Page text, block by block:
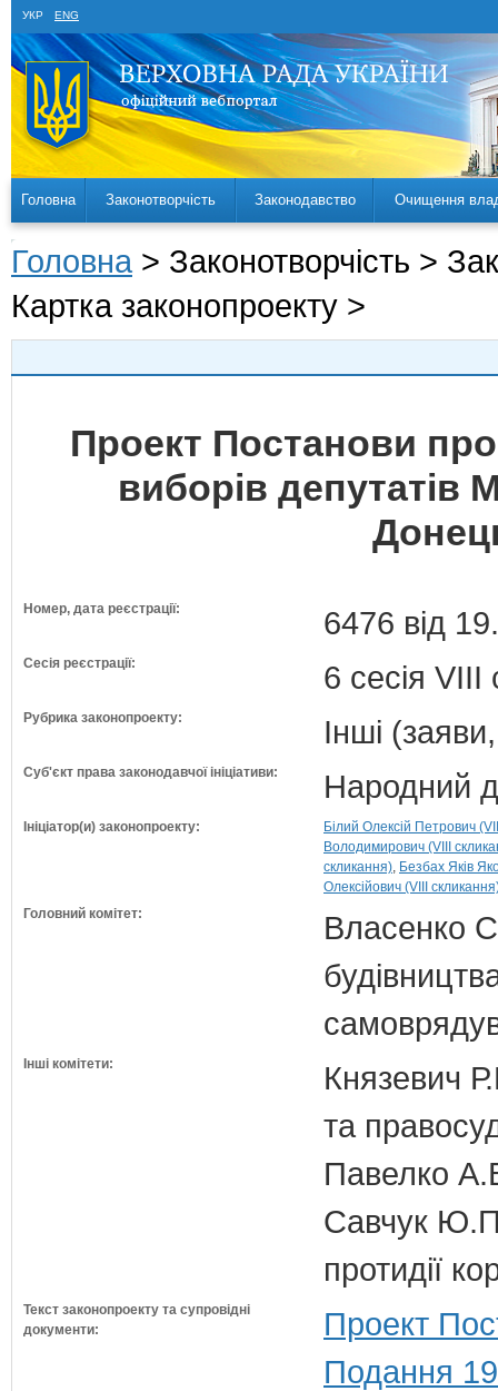
УКР ENG
Головна Законотворчість Законодавство Очищення
Головна > Законотворчість >
Картка законопроекту >
Проект Постанови
виборів депутатів
Номер, дата реєстрації: 6476 від
Сесія реєстрації: 6 сесія VIII
Рубрика законопроекту: Інші
Суб'єкт права законодавчої ініціативи: Народний
Ініціатор(и) законопроекту:
Білий Олексій Петрович
Володимирович (VIII
скликання) Безбах Яків
Олексійович (VIII
Головний комітет:
Власенко
Інші комітети:
Князевич
та
Павелко
Савчук Ю.П.
протидії
Текст законопроекту та супровідні
документи:
Проект
Подання